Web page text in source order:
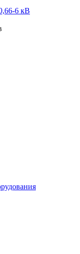
6 кВ